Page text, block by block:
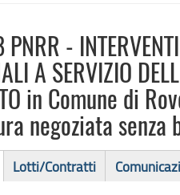
PNRR -
A SERVIZIO
in Comune di
negoziata senza
Lotti/Contratti